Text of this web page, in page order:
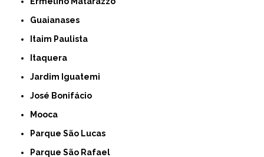
Guaianases
Itaim Paulista
Itaquera
Jardim Iguatemi
José Bonifácio
Mooca
Parque São Lucas
Parque São Rafael